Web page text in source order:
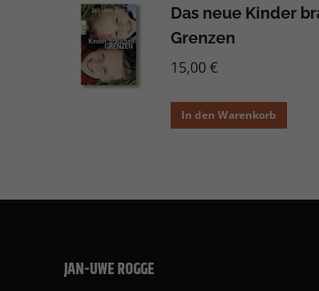
Das neue Kinder
Grenzen
15,00€
In den Warenkorb
JAN-UWE ROGGE